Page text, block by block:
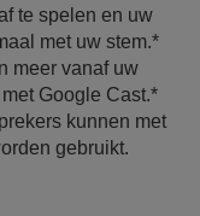
te spelen en uw
met uw stem.*
meer vanaf uw
Google Cast.*
kunnen met
gebruikt.